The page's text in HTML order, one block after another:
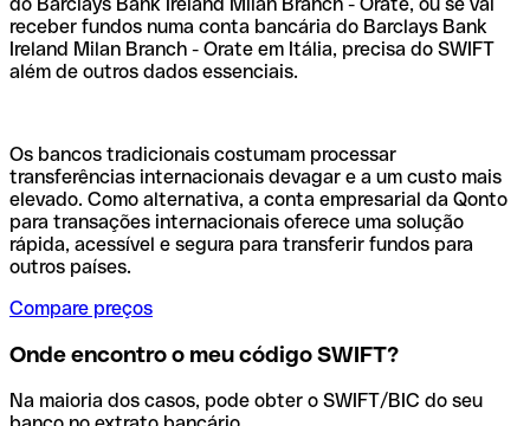
do Barclays Bank Ireland Milan Branch - Orate, ou se vai
receber fundos numa conta bancária do Barclays Bank
Ireland Milan Branch - Orate em Itália, precisa do SWIFT
além de outros dados essenciais.
Os bancos tradicionais costumam processar
transferências internacionais devagar e a um custo mais
elevado. Como alternativa, a conta empresarial da Qonto
para transações internacionais oferece uma solução
rápida, acessível e segura para transferir fundos para
outros países.
Compare preços
Onde encontro o meu código SWIFT?
Na maioria dos casos, pode obter o SWIFT/BIC do seu